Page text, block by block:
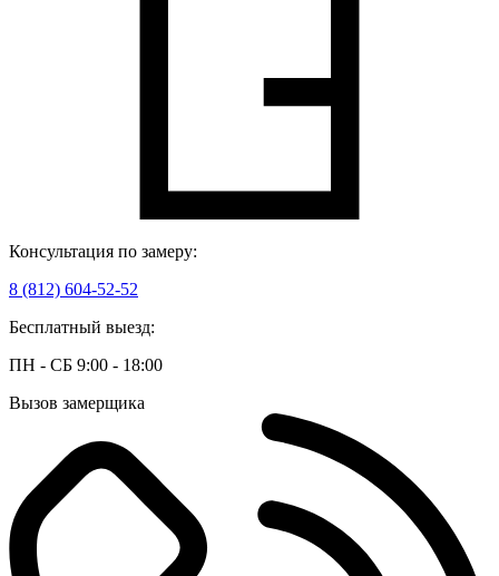
Консультация по замеру:
8 (812) 604-52-52
Бесплатный выезд:
ПН - СБ 9:00 - 18:00
Вызов замерщика